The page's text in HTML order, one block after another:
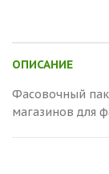
ОПИСАНИЕ
Фасовочный
магазинов для